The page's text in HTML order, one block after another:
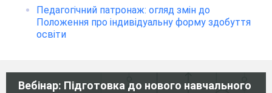
Педагогічний патронаж: огляд змін до
Положення про індивідуальну форму здобуття
освіти
Вебінар: Підготовка до нового навчального